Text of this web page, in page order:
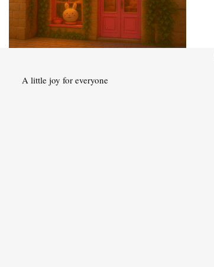
A little joy for everyone